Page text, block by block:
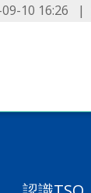
10 16:26